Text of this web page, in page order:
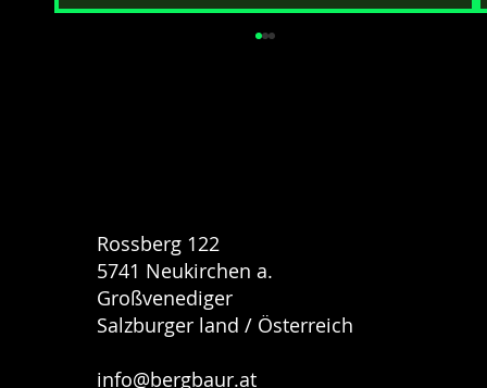
Sommerurlaub in den Alpen - Natur Pur
Rossberg 122
5741 Neukirchen a.
Großvenediger
Salzburger land / Österreich
info@bergbaur.at